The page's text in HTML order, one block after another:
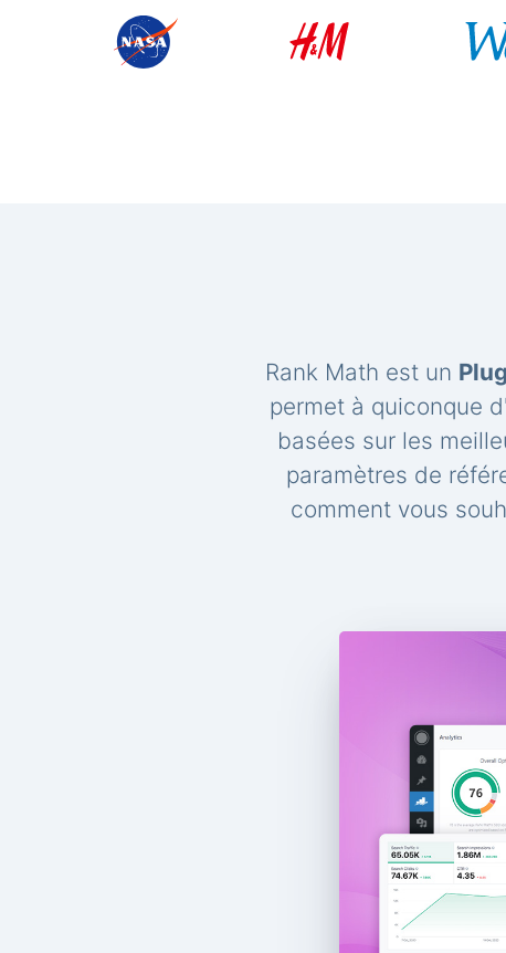
Rank Math est un
permet à quiconque
basées sur les
paramètres de
comment vous